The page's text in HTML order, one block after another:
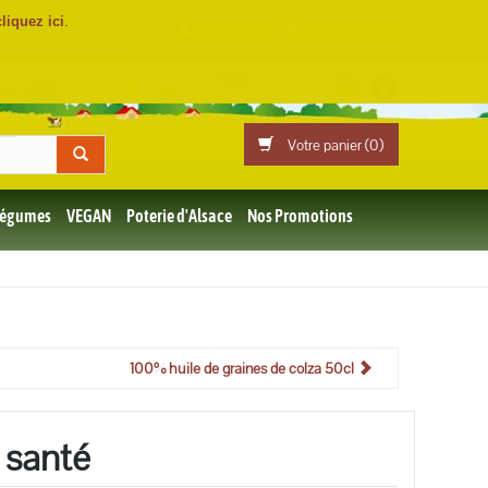
Votre panier (0)
VEGAN Poterie d'Alsace Nos Promotions
100% huile de graines de colza 50cl
ici.